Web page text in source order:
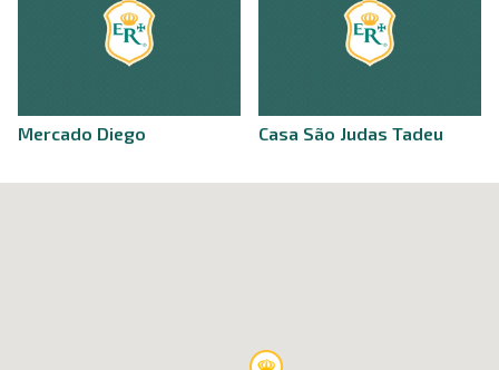
Mercado Diego Casa São Judas Tadeu